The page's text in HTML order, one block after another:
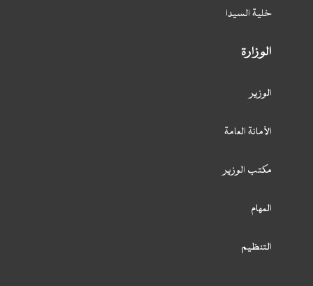
خلية السيدا
الوزارة
الوزير
الأمانة العامة
مكتب الوزير
المهام
التنظيم